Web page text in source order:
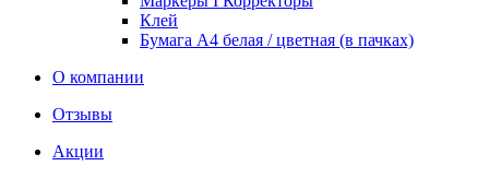
Клей
Бумага А4 белая / цветная (в пачках)
О компании
Отзывы
Акции